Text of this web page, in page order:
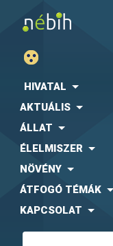
HIVATAL
AKTUÁLIS
ÁLLAT
ÉLELMISZER
NÖVÉNY
ÁTFOGÓ TÉMÁK
KAPCSOLAT